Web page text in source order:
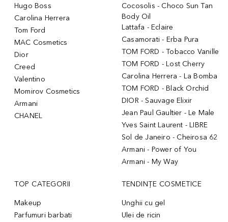
Hugo Boss
Carolina Herrera
Tom Ford
MAC Cosmetics
Dior
Creed
Valentino
Momirov Cosmetics
Armani
CHANEL
Cocosolis - Choco Sun Tan
Body Oil
Lattafa - Eclaire
Casamorati - Erba Pura
TOM FORD - Tobacco Vanille
TOM FORD - Lost Cherry
Carolina Herrera - La Bomba
TOM FORD - Black Orchid
DIOR - Sauvage Elixir
Jean Paul Gaultier - Le Male
Yves Saint Laurent - LIBRE
Sol de Janeiro - Cheirosa 62
Armani - Power of You
Armani - My Way
TOP CATEGORII
Makeup
Parfumuri barbati
TENDINȚE COSMETICE
Unghii cu gel
Ulei de ricin